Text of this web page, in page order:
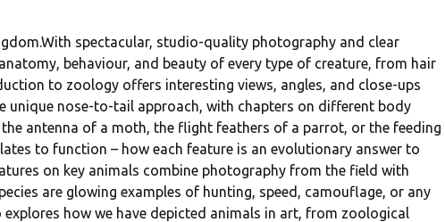
spectacular, studio-quality photography and clear
behaviour, and beauty of every type of creature, from hair
to zoology offers interesting views, angles, and close-ups
unique nose-to-tail approach, with chapters on different body
antenna of a moth, the flight feathers of a parrot, or the feeding
to function – how each feature is an evolutionary answer to
on key animals combine photography from the field with
are glowing examples of hunting, speed, camouflage, or any
how we have depicted animals in art, from zoological